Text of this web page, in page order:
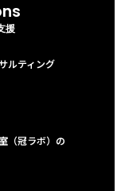
援
ルティング
（冠ラボ）の